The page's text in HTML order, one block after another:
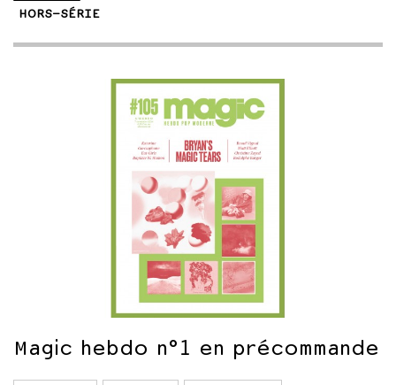
HORS-SÉRIE
Magic hebdo n°1 en précommande